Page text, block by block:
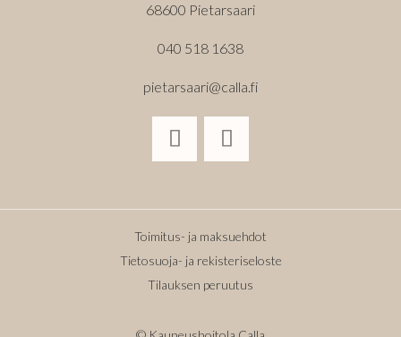
68600 Pietarsaari
040 518 1638
pietarsaari@calla.fi
Toimitus- ja maksuehdot
Tietosuoja- ja rekisteriseloste
Tilauksen peruutus